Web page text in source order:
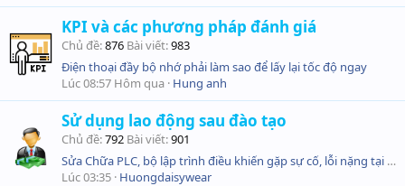
KPI và các phương pháp đánh giá
Chủ đề 876 Bài viết 983
Điện thoại đầy bộ nhớ phải làm sao để lấy lại tốc độ ngay
Lúc 08:57 Hôm qua Hung anh
Sử dụng lao động sau đào tạo
Chủ đề 792 Bài viết 901
Sửa Chữa PLC, bộ lập trình điều khiến gặp sự cố, lỗi nặng tại Tp Hồ Chí Minh
Lúc 03:35 Huongdaisywear